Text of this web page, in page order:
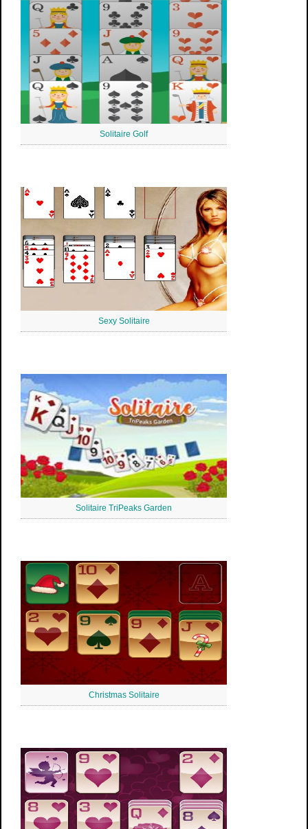
Solitaire Golf
Sexy Solitaire
Solitaire TriPeaks Garden
Christmas Solitaire